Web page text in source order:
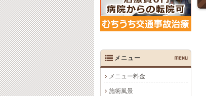
メニュー MENU
メニュー料金
施術風景